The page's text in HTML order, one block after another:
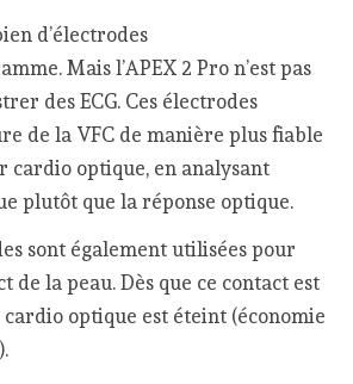
d’électrodes
Mais l’APEX 2 Pro n’est pas
des ECG. Ces électrodes
de la VFC de manière plus fiable
cardio optique, en analysant
plutôt que la réponse optique.
sont également utilisées pour
de la peau. Dès que ce contact est
optique est éteint (économie